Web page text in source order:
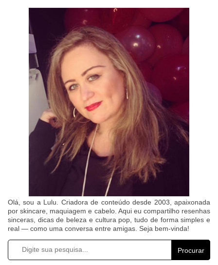
Olá, sou a Lulu. Criadora de conteúdo desde 2003, apaixonada
por skincare, maquiagem e cabelo. Aqui eu compartilho resenhas
sinceras, dicas de beleza e cultura pop, tudo de forma simples e
real — como uma conversa entre amigas. Seja bem-vinda!
Procurar